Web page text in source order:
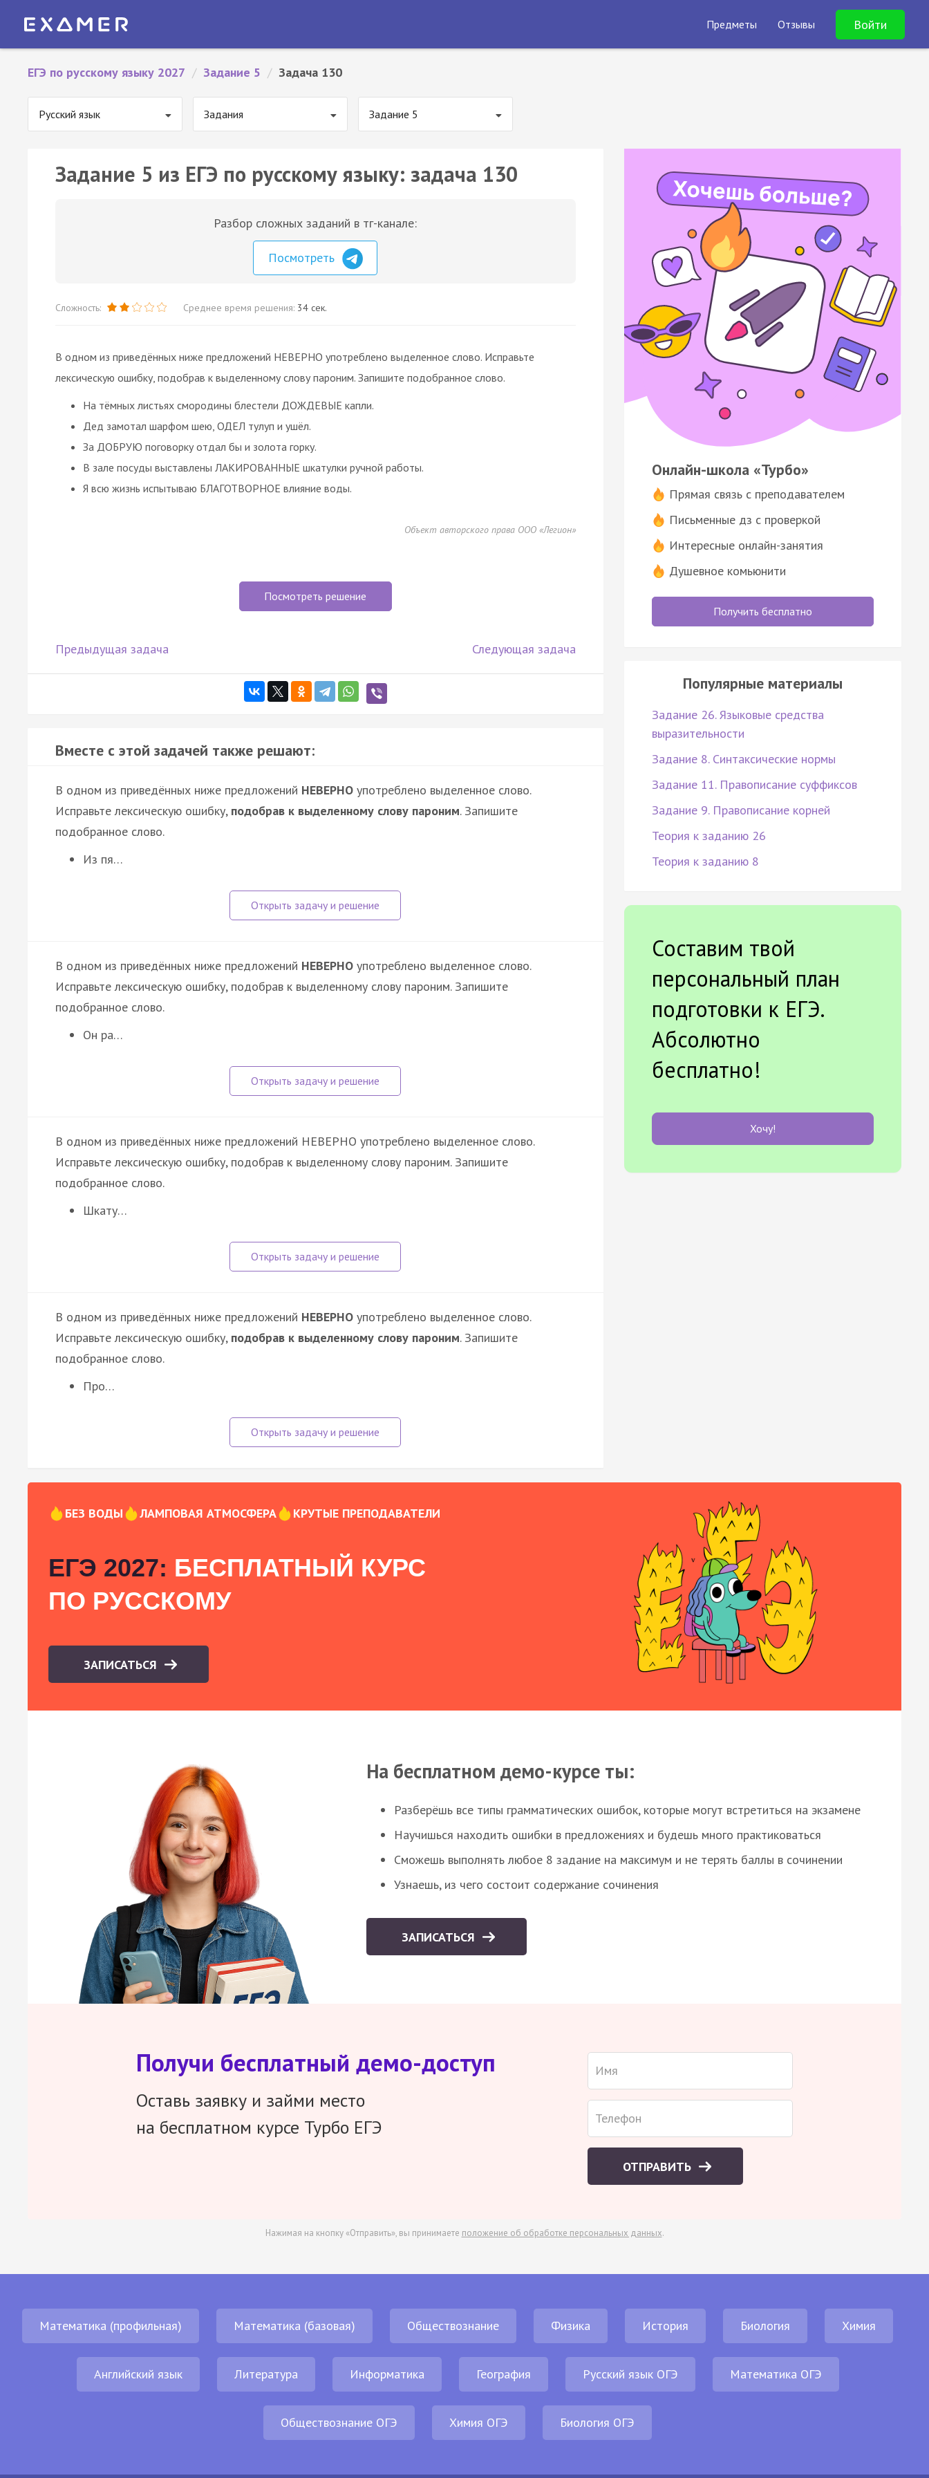
Предметы Отзывы Войти
ЕГЭ по русскому языку 2027 / Задание 5 / Задача 130
Русский язык Задания Задание 5
Задание 5 из ЕГЭ по русскому языку: задача 130
Разбор сложных заданий в тг-канале:
Посмотреть
Сложность: Среднее время решения: 34 сек.
В одном из приведённых ниже предложений НЕВЕРНО употреблено выделенное слово. Исправьте
лексическую ошибку, подобрав к выделенному слову пароним. Запишите подобранное слово.
На тёмных листьях смородины блестели ДОЖДЕВЫЕ капли.
Дед замотал шарфом шею, ОДЕЛ тулуп и ушёл.
За ДОБРУЮ поговорку отдал бы и золота горку.
В зале посуды выставлены ЛАКИРОВАННЫЕ шкатулки ручной работы.
Я всю жизнь испытываю БЛАГОТВОРНОЕ влияние воды.
Объект авторского права ООО «Легион»
Посмотреть решение
Предыдущая задача Следующая задача
Вместе с этой задачей также решают:
В одном из приведённых ниже предложений НЕВЕРНО употреблено выделенное слово.
Исправьте лексическую ошибку, подобрав к выделенному слову пароним. Запишите
подобранное слово.
Из пя…
В одном из приведённых ниже предложений НЕВЕРНО употреблено выделенное слово.
Исправьте лексическую ошибку, подобрав к выделенному слову пароним. Запишите
подобранное слово.
Он ра…
В одном из приведённых ниже предложений НЕВЕРНО употреблено выделенное слово.
Исправьте лексическую ошибку, подобрав к выделенному слову пароним. Запишите
подобранное слово.
Шкату…
В одном из приведённых ниже предложений НЕВЕРНО употреблено выделенное слово.
Исправьте лексическую ошибку, подобрав к выделенному слову пароним. Запишите
подобранное слово.
Про…
Онлайн-школа «Турбо»
Прямая связь с преподавателем
Письменные дз с проверкой
Интересные онлайн-занятия
Душевное комьюнити
Получить бесплатно
Популярные материалы
Задание 26. Языковые средства
выразительности
Задание 8. Синтаксические нормы
Задание 11. Правописание суффиксов
Задание 9. Правописание корней
Теория к заданию 26
Теория к заданию 8
Составим твой
персональный план
подготовки к ЕГЭ.
Абсолютно
бесплатно!
Хочу!
БЕЗ ВОДЫ ЛАМПОВАЯ АТМОСФЕРА КРУТЫЕ ПРЕПОДАВАТЕЛИ
ЕГЭ 2027: БЕСПЛАТНЫЙ КУРС
ПО РУССКОМУ
ЗАПИСАТЬСЯ
На бесплатном демо-курсе ты:
Разберёшь все типы грамматических ошибок, которые могут встретиться на экзамене
Научишься находить ошибки в предложениях и будешь много практиковаться
Сможешь выполнять любое 8 задание на максимум и не терять баллы в сочинении
Узнаешь, из чего состоит содержание сочинения
ЗАПИСАТЬСЯ
Получи бесплатный демо-доступ
Оставь заявку и займи место
на бесплатном курсе Турбо ЕГЭ
ОТПРАВИТЬ
Нажимая на кнопку «Отправить», вы принимаете положение об обработке персональных данных.
Математика (профильная) Математика (базовая) Обществознание Физика История Биология Химия
Английский язык Литература Информатика География Русский язык ОГЭ Математика ОГЭ
Обществознание ОГЭ Химия ОГЭ Биология ОГЭ